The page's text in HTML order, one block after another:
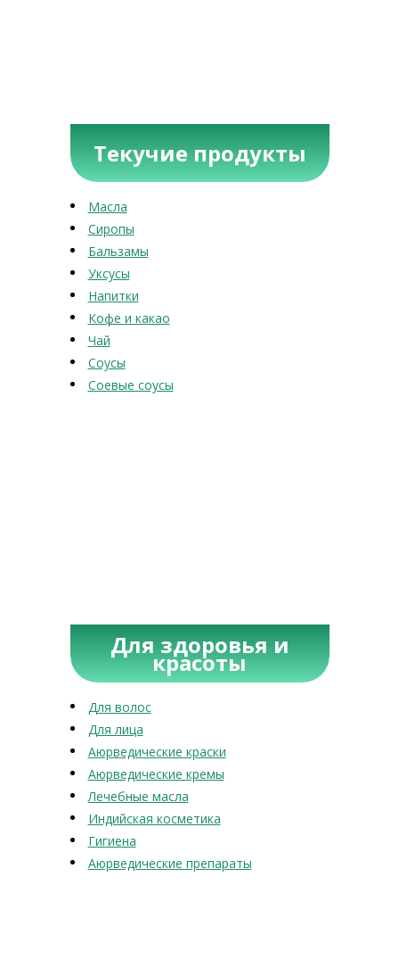
Текучие продукты
Масла
Сиропы
Бальзамы
Уксусы
Напитки
Кофе и какао
Чай
Соусы
Соевые соусы
Для здоровья и
красоты
Для волос
Для лица
Аюрведические краски
Аюрведические кремы
Лечебные масла
Индийская косметика
Гигиена
Аюрведические препараты